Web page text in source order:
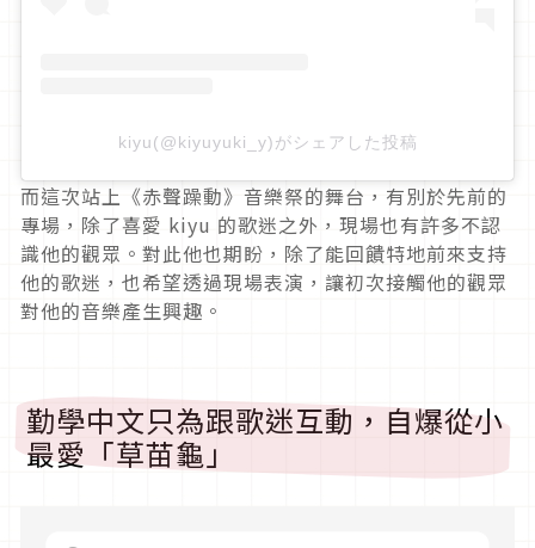
kiyu(@kiyuyuki_y)がシェアした投稿
而這次站上《赤聲躁動》音樂祭的舞台，有別於先前的
專場，除了喜愛 kiyu 的歌迷之外，現場也有許多不認
識他的觀眾。對此他也期盼，除了能回饋特地前來支持
他的歌迷，也希望透過現場表演，讓初次接觸他的觀眾
對他的音樂產生興趣。
勤學中文只為跟歌迷互動，自爆從小
最愛「草苗龜」